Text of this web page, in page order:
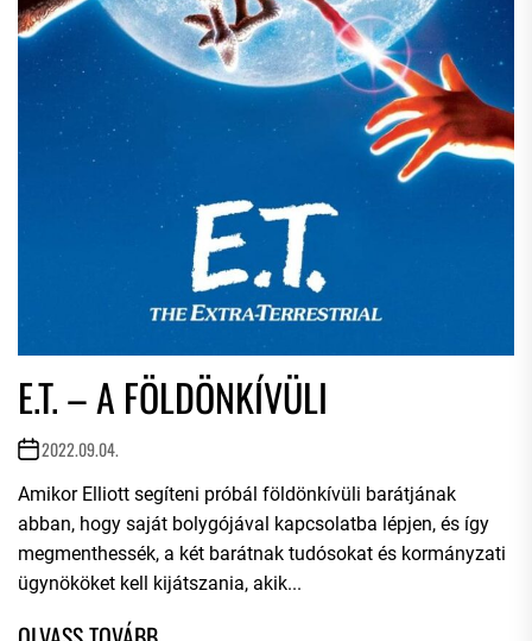
E.T. – A FÖLDÖNKÍVÜLI
2022.09.04.
Amikor Elliott segíteni próbál földönkívüli barátjának
abban, hogy saját bolygójával kapcsolatba lépjen, és így
megmenthessék, a két barátnak tudósokat és kormányzati
ügynököket kell kijátszania, akik...